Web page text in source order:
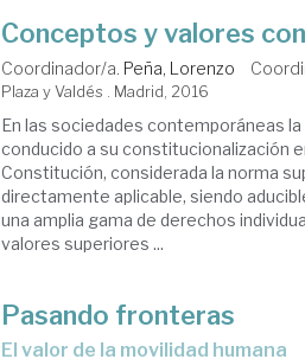
Conceptos y valores
Coordinador/a. Peña, Lorenzo
Plaza y Valdés . Madrid, 2016
En las sociedades contemporáneas
conducido a su constitucionalización
Constitución, considerada la norma
directamente aplicable, siendo
una amplia gama de derechos
valores superiores ...
Pasando fronteras
el valor de la movilidad humana